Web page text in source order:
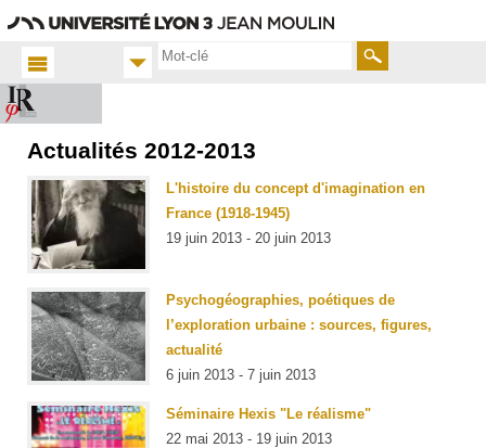
Rechercher
Accueil
Actualités
Toutes
les actus
Actualités 2012-2013
L'histoire du concept d'imagination en
France (1918-1945)
19 juin 2013 - 20 juin 2013
Psychogéographies, poétiques de
l’exploration urbaine : sources, figures,
actualité
6 juin 2013 - 7 juin 2013
Séminaire Hexis "Le réalisme"
22 mai 2013 - 19 juin 2013